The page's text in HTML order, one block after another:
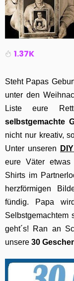
1.37K
Steht Papas
unter den
Liste eure
selbstgemachte
nicht nur kreativ,
Unter unseren
DIY
eure Väter etwas
Shirts im
herzförmigen
fündig. Papa
Selbstgemachtem
geht´s! Ran an
unsere 30